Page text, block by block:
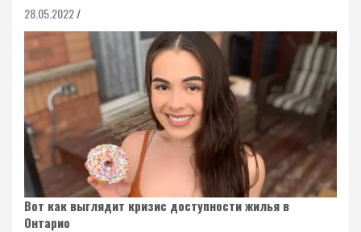
28.05.2022
Вот как выглядит кризис доступности жилья в
Онтарио